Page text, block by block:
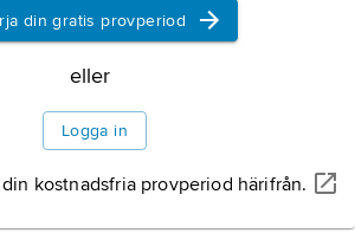
din gratis provperiod
eller
Logga in
din kostnadsfria provperiod härifrån.